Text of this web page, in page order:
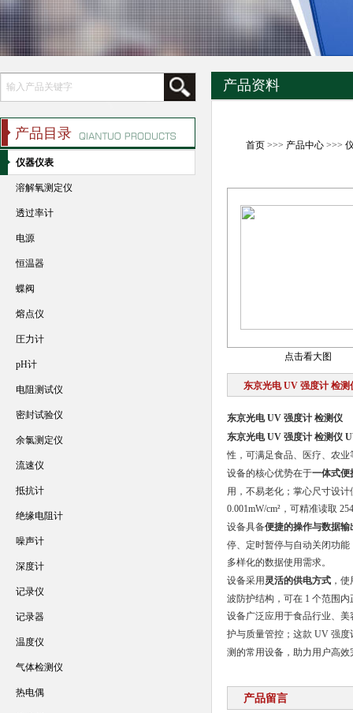
产品资料
首页>>> 产品中心>>>
点击看大图
东京光电 UV 强度计 检测
东京光电 UV 强度计 检测仪
东京光电 UV 强度计 检测仪
性，可满足食品、医疗、农
设备的核心优势在于一体式便
用，不易老化；掌心尺寸设计
0.001mW/cm²，可精准读取
设备具备便捷的操作与数据输
停、定时暂停与自动关闭功
多样化的数据使用需求。
设备采用 灵活的供电方式，使
波防护结构，可在 1 个范围
设备广泛应用于食品行业、
护与质量管控；这款 UV 强度
测的常用设备，助力用户高
产品留言
产品目录
仪器仪表
溶解氧测定仪
透过率计
电源
恒温器
蝶阀
熔点仪
圧力计
pH计
电阻测试仪
密封试验仪
余氯测定仪
流速仪
抵抗计
绝缘电阻计
噪声计
深度计
记录仪
记录器
温度仪
气体检测仪
热电偶